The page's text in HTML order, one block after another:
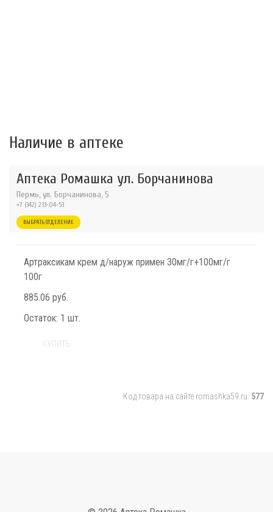
Наличие в аптеке
Аптека Ромашка ул. Борчанинова
Пермь, ул. Борчанинова, 5
+7 (342) 233-04-53
ВЫБРАТЬ ОТДЕЛЕНИЕ
Артраксикам крем д/наруж примен 30мг/г+100мг/г
100г
885.06 руб.
Остаток: 1 шт.
Код товара на сайте romashka59.ru: 577